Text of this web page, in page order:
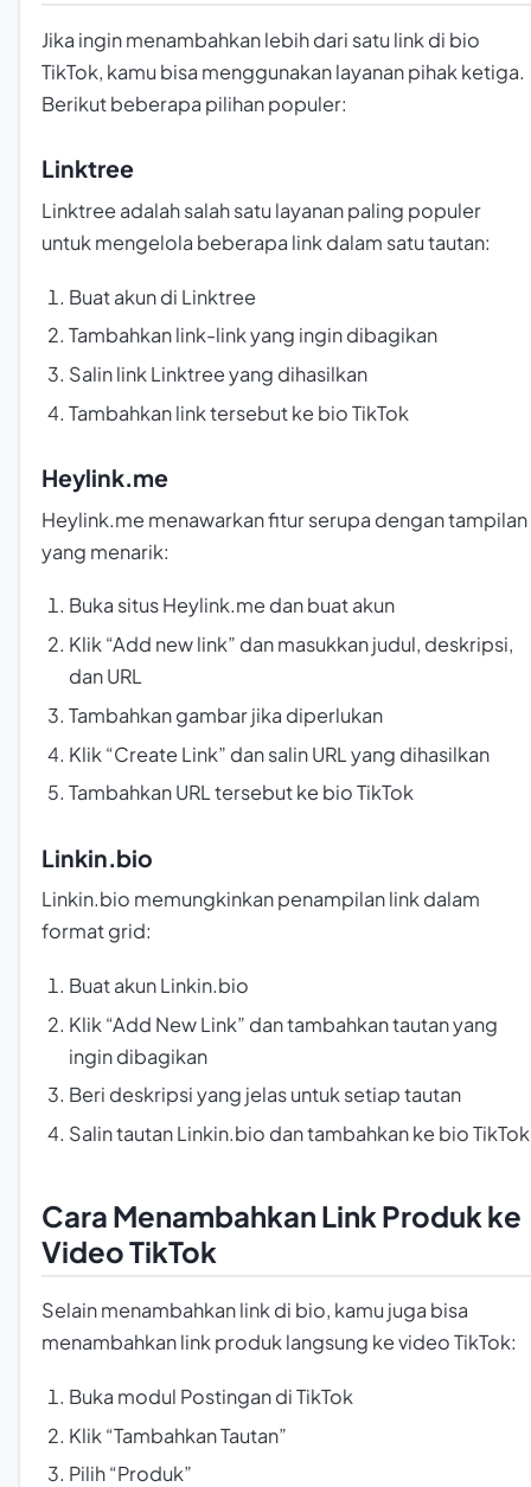
Jika ingin menambahkan lebih dari satu link di bio
TikTok, kamu bisa menggunakan layanan pihak ketiga.
Berikut beberapa pilihan populer:
Linktree
Linktree adalah salah satu layanan paling populer
untuk mengelola beberapa link dalam satu tautan:
Buat akun di Linktree
Tambahkan link-link yang ingin dibagikan
Salin link Linktree yang dihasilkan
Tambahkan link tersebut ke bio TikTok
Heylink.me
Heylink.me menawarkan fitur serupa dengan tampilan
yang menarik:
Buka situs Heylink.me dan buat akun
Klik “Add new link” dan masukkan judul, deskripsi,
dan URL
Tambahkan gambar jika diperlukan
Klik “Create Link” dan salin URL yang dihasilkan
Tambahkan URL tersebut ke bio TikTok
Linkin.bio
Linkin.bio memungkinkan penampilan link dalam
format grid:
Buat akun Linkin.bio
Klik “Add New Link” dan tambahkan tautan yang
ingin dibagikan
Beri deskripsi yang jelas untuk setiap tautan
Salin tautan Linkin.bio dan tambahkan ke bio TikTok
Cara Menambahkan Link Produk ke
Video TikTok
Selain menambahkan link di bio, kamu juga bisa
menambahkan link produk langsung ke video TikTok:
Buka modul Postingan di TikTok
Klik “Tambahkan Tautan”
Pilih “Produk”